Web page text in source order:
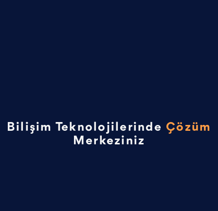
Bilişim Teknolojilerinde Çözüm
Merkeziniz